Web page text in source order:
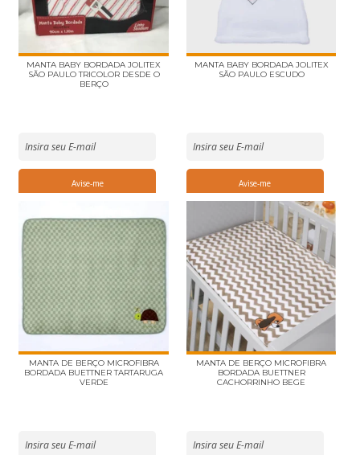
MANTA BABY BORDADA JOLITEX
SÃO PAULO TRICOLOR DESDE O
BERÇO
MANTA BABY BORDADA JOLITEX
SÃO PAULO ESCUDO
MANTA DE BERÇO MICROFIBRA
BORDADA BUETTNER TARTARUGA
VERDE
MANTA DE BERÇO MICROFIBRA
BORDADA BUETTNER
CACHORRINHO BEGE